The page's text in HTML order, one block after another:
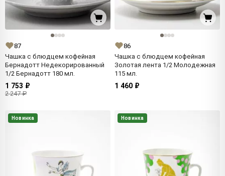
87
Чашка с блюдцем кофейная
Бернадотт Недекорированный
1/2 Бернадотт 180 мл.
1 753 ₽
2 247 ₽
86
Чашка с блюдцем кофейная
Золотая лента 1/2 Молодежная
115 мл.
1 460 ₽
Новинка Новинка